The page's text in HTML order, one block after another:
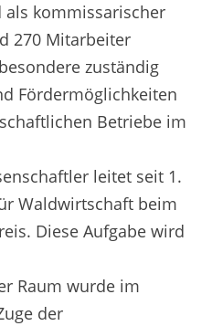
als kommissarischer
270 Mitarbeiter
zuständig
Fördermöglichkeiten
Betriebe im
leitet seit 1.
Waldwirtschaft beim
Diese Aufgabe wird
Raum wurde im
der